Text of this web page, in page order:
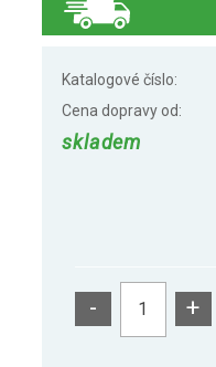
Katalogové číslo:
Cena dopravy od:
skladem
- +